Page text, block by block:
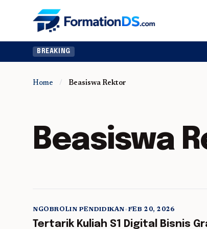
BREAKING
Home / Beasiswa Rektor
Beasiswa
5 min
NGOBROLIN PENDIDIKAN•FEB 20, 2026
Tertarik Kuliah S1 Digital Bisnis